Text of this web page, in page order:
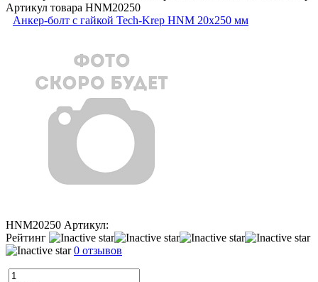
Артикул товара HNM20250
Анкер-болт с гайкой Tech-Krep HNM 20х250 мм
HNM20250 Артикул:
Рейтинг
0 отзывов